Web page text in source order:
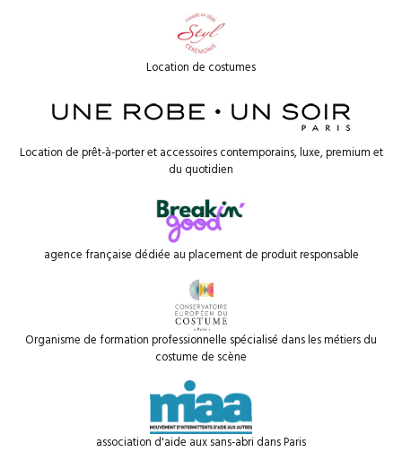
Location de costumes
Location de prêt-à-porter et accessoires contemporains, luxe, premium et
du quotidien
agence française dédiée au placement de produit responsable
Organisme de formation professionnelle spécialisé dans les métiers du
costume de scène
association d'aide aux sans-abri dans Paris